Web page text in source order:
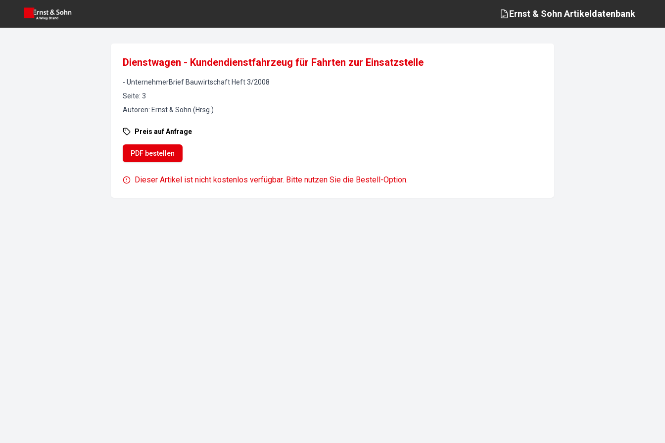
Ernst & Sohn Artikeldatenbank
Dienstwagen - Kundendienstfahrzeug für Fahrten zur Einsatzstelle
- UnternehmerBrief Bauwirtschaft Heft3/2008
Seite: 3
Autoren: Ernst & Sohn (Hrsg.)
Preis auf Anfrage
PDF bestellen
Dieser Artikel ist nicht kostenlos verfügbar. Bitte nutzen Sie die Bestell-Option.